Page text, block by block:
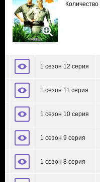
1 сезон 12 серия
1 сезон 11 серия
1 сезон 10 серия
1 сезон 9 серия
1 сезон 8 серия